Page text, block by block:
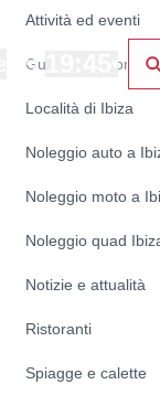
Attività ed eventi
Guide e
Località di Ibiza
Noleggio auto a
Noleggio moto a
Noleggio quad
Notizie e attualità
Ristoranti
Spiagge e calette